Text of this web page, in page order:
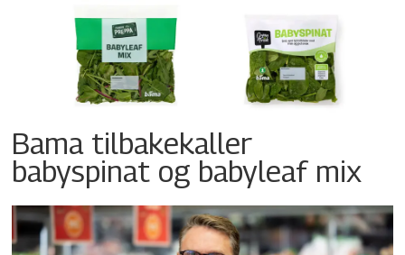
Bama tilbakekaller
babyspinat og babyleaf mix